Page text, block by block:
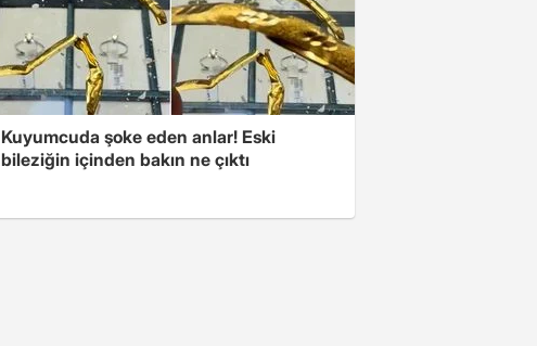
Kuyumcuda şoke eden anlar! Eski
bileziğin içinden bakın ne çıktı